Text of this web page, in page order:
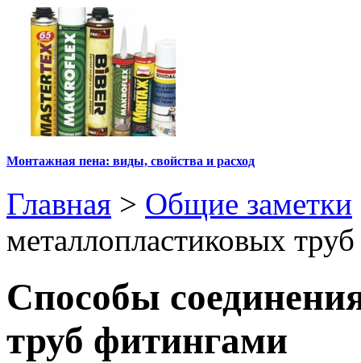
Монтажная пена: виды, свойства и расход
Главная > Общие заметки
металлопластиковых
Способы
труб фитингами